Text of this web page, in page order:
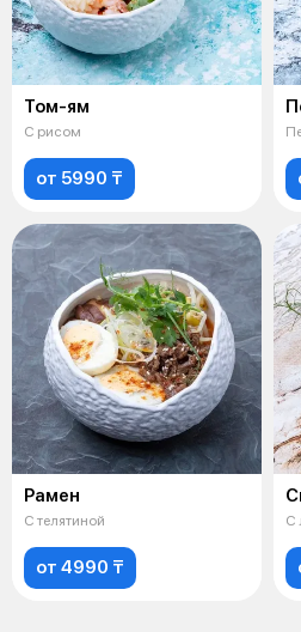
Том-ям
С рисом
от 5990 ₸
Рамен
С телятиной
от 4990 ₸
С